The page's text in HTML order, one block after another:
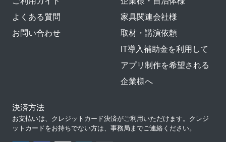
よくある質問
お問い合わせ
家具関連会社様
取材・講演依頼
IT導入補助金を利用して
アプリ制作を希望される
企業様へ
決済方法
お支払いは、クレジットカード決済がご利用いただけます。クレジ
ットカードをお持ちでない方は、事務局までご連絡ください。